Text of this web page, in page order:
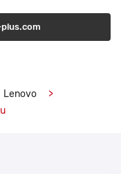
Lenovo